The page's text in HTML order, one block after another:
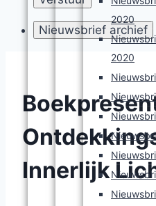
2020
2020
Innerlijk